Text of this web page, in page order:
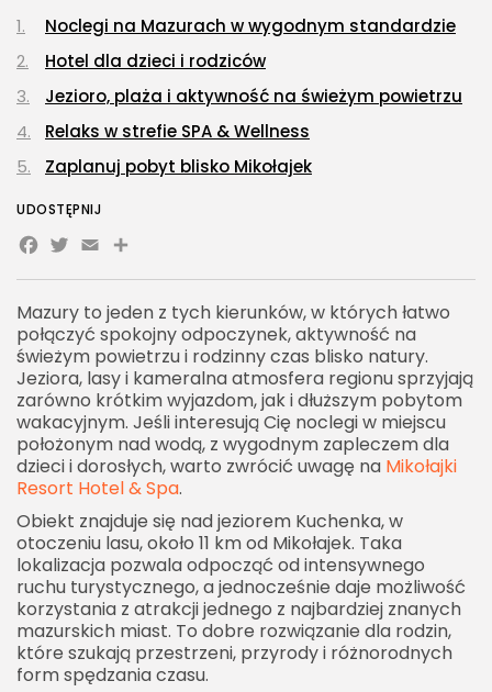
Mazury to jeden z tych kierunków, w których łatwo
połączyć spokojny odpoczynek, aktywność na
świeżym powietrzu i rodzinny czas blisko natury.
Jeziora, lasy i kameralna atmosfera regionu sprzyjają
zarówno krótkim wyjazdom, jak i dłuższym pobytom
wakacyjnym. Jeśli interesują Cię noclegiw miejscu
położonym nad wodą, z wygodnym zapleczem dla
dzieci i dorosłych, warto zwrócić uwagę na Mikołajki
Resort Hotel & Spa.
Obiekt znajduje się nad jeziorem Kuchenka, w
otoczeniu lasu, około 11 km od Mikołajek. Taka
lokalizacja pozwala odpocząć od intensywnego
ruchu turystycznego, a jednocześnie daje możliwość
korzystania z atrakcji jednego z najbardziej znanych
mazurskich miast. To dobre rozwiązanie dla rodzin,
które szukają przestrzeni, przyrody i różnorodnych
form spędzania czasu.
Noclegi na Mazurach w wygodnym standardzie
Hotel dla dzieci i rodziców
Jezioro, plaża i aktywność na świeżym powietrzu
Relaks w strefie SPA & Wellness
Zaplanuj pobyt blisko Mikołajek
UDOSTĘPNIJ
Facebook
Twitter
EmailShare